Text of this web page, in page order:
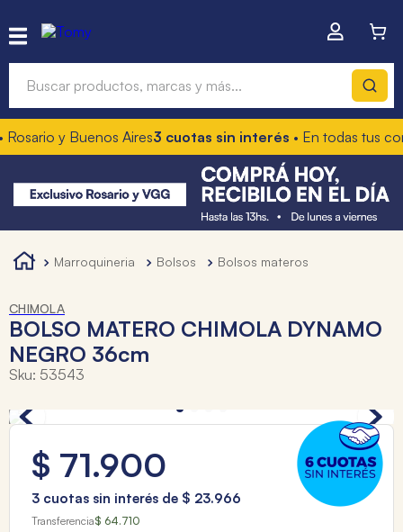
y Buenos Aires3 cuotas sin interés• En todas tus
marroquineria bolsos bolsos materos
CHIMOLA
BOLSO MATERO CHIMOLA DYNAMO
NEGRO 36cm
Sku: 53543
$ 71.900
3 cuotas sin interés de $ 23.966
Transferencia$ 64.710
Términos más buscados
1.
hot wheels
3